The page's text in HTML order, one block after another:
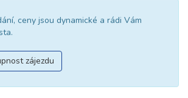
ceny jsou dynamické a rádi Vám
zájezdu